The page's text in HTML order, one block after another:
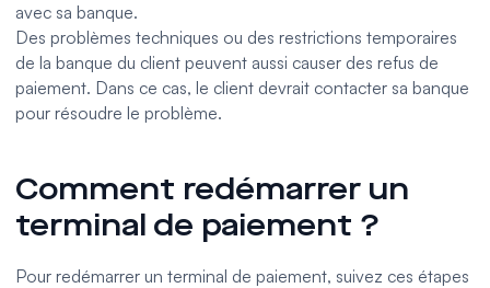
avec sa banque.
Des problèmes techniques ou des restrictions temporaires
de la banque du client peuvent aussi causer des refus de
paiement. Dans ce cas, le client devrait contacter sa banque
pour résoudre le problème.
Comment redémarrer un
terminal de paiement ?
Pour redémarrer un terminal de paiement, suivez ces étapes